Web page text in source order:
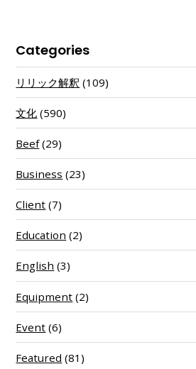
Categories
リリック解釈 (109)
文化 (590)
Beef(29)
Business (23)
Client (7)
Education (2)
English (3)
Equipment (2)
Event (6)
Featured (81)